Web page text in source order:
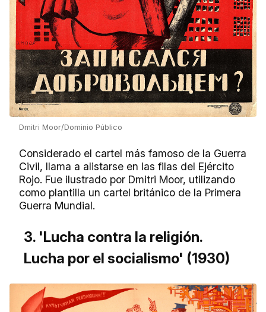
Dmitri Moor/Dominio Público
Considerado el cartel más famoso de la Guerra
Civil, llama a alistarse en las filas del Ejército
Rojo. Fue ilustrado por Dmitri Moor, utilizando
como plantilla un cartel británico de la Primera
Guerra Mundial.
3. 'Lucha contra la religión.
Lucha por el socialismo' (1930)